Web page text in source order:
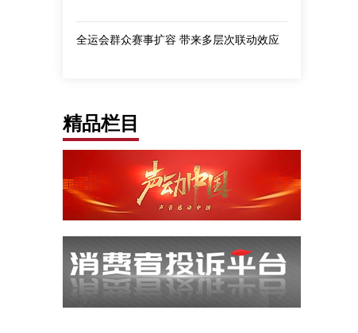
全运会群众赛事扩容 带来多层次联动效应
精品栏目